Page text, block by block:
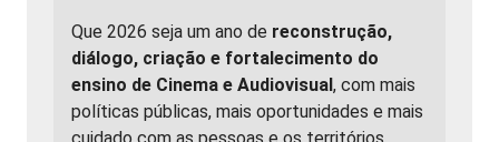
Que 2026 seja um ano de reconstrução,
diálogo, criação e fortalecimento do
ensino de Cinema e Audiovisual , com mais
políticas públicas, mais oportunidades e mais